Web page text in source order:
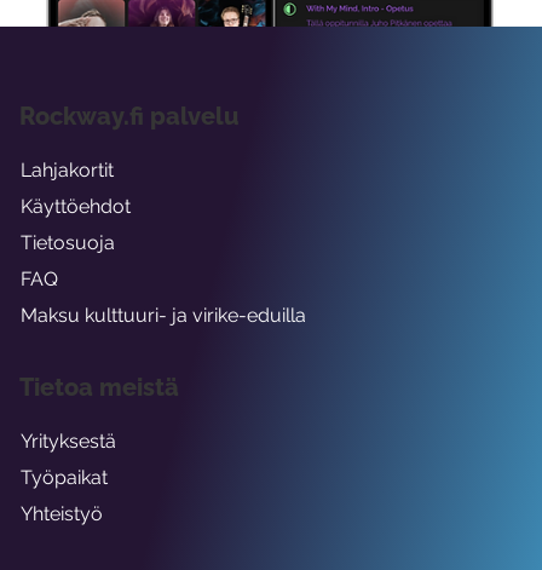
Rockway.fi palvelu
Lahjakortit
Käyttöehdot
Tietosuoja
FAQ
Maksu kulttuuri- ja virike-eduilla
Tietoa meistä
Yrityksestä
Työpaikat
Yhteistyö